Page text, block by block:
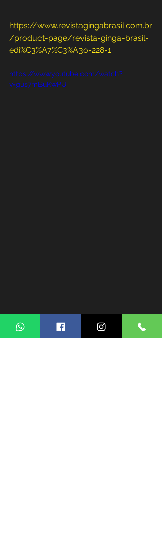
https://www.revistagingabrasil.com.br
/product-page/revista-ginga-brasil-
edi%C3%A7%C3%A3o-228-1
https://www.youtube.com/watch?
v=gus7mBuKwPU